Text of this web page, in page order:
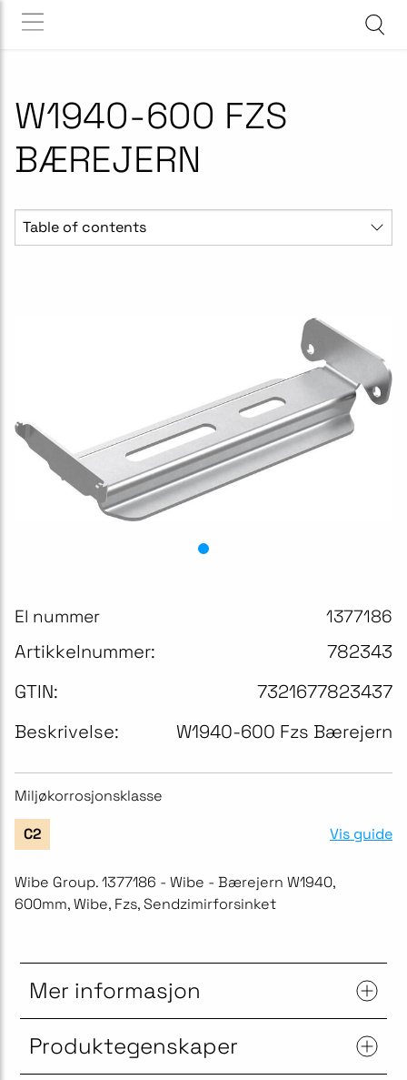
W1940-600 FZS
BÆREJERN
Table of contents
El nummer 1377186
Artikkelnummer:
782343
GTIN:
7321677823437
Beskrivelse:
W1940-600 Fzs Bærejern
Miljøkorrosjonsklasse
C2 Vis guide
Wibe Group. 1377186 - Wibe - Bærejern W1940,
600mm, Wibe, Fzs, Sendzimirforsinket
Mer informasjon
Produktegenskaper